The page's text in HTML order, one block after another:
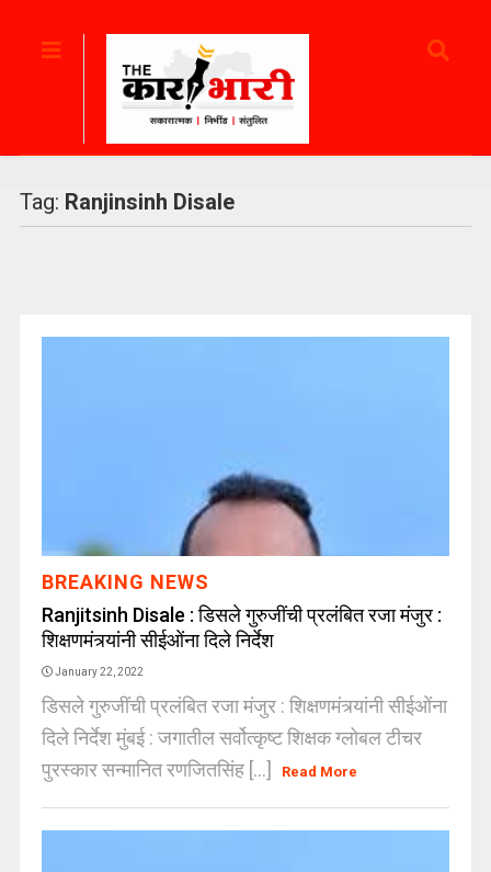
Tag: Ranjinsinh Disale
BREAKING NEWS
Ranjitsinh Disale : डिसले गुरुजींची प्रलंबित रजा मंजुर :
शिक्षणमंत्र्यांनी सीईओंना दिले निर्देश
January 22, 2022
डिसले गुरुजींची प्रलंबित रजा मंजुर : शिक्षणमंत्र्यांनी सीईओंना
दिले निर्देश मुंबई : जगातील सर्वोत्कृष्ट शिक्षक ग्लोबल टीचर
पुरस्कार सन्मानित रणजितसिंह [...]
Read More